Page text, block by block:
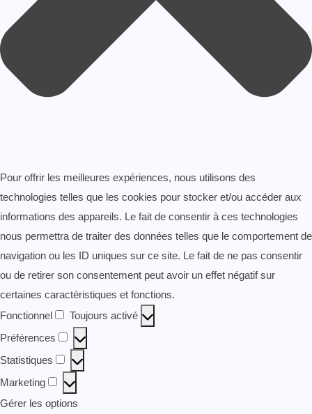
Pour offrir les meilleures expériences, nous utilisons des
technologies telles que les cookies pour stocker et/ou accéder aux
informations des appareils. Le fait de consentir à ces technologies
nous permettra de traiter des données telles que le comportement de
navigation ou les ID uniques sur ce site. Le fait de ne pas consentir
ou de retirer son consentement peut avoir un effet négatif sur
certaines caractéristiques et fonctions.
Fonctionnel
Fonctionnel
Toujours activé
Préférences
Préférences
Statistiques
Statistiques
Marketing
Marketing
Gérer les options